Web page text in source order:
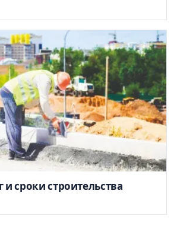
и сроки строительства